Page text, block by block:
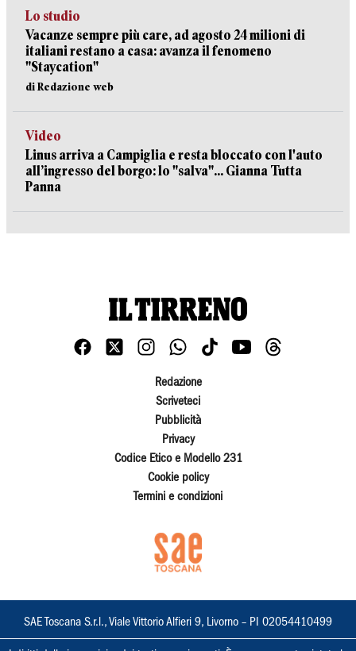
Lo studio
Vacanze sempre più care, ad agosto 24 milioni di
italiani restano a casa: avanza il fenomeno
"Staycation"
di Redazione web
Video
Linus arriva a Campiglia e resta bloccato con l'auto
all’ingresso del borgo: lo "salva"... Gianna Tutta
Panna
Redazione
Scriveteci
Pubblicità
Privacy
Codice Etico e Modello 231
Cookie policy
Termini e condizioni
SAE Toscana S.r.l., Viale Vittorio Alfieri 9, Livorno – PI 02054410499